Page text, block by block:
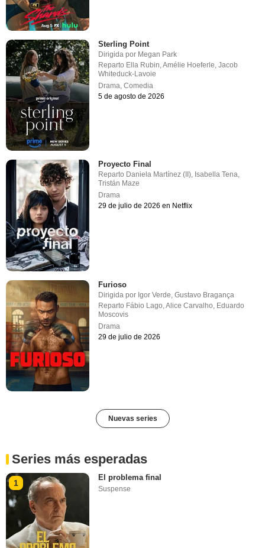
Sterling Point
Dirigida por Megan Park
Reparto Ella Rubin,Amélie Hoeferle,Jacob
Whiteduck-Lavoie
Drama,Comedia
5 de agosto de 2026
Proyecto Final
Reparto Daniela Martínez (II), Isabella Tena,
Tristán Maze
Drama
29 de julio de 2026 en Netflix
Furioso
Dirigida por Igor Verde ,Gustavo Bragança
Reparto Fábio Lago ,Alice Carvalho Eduardo
Moscovis
Drama
29 de julio de 2026
Nuevas series
Series más esperadas
1
El problema final
Suspense